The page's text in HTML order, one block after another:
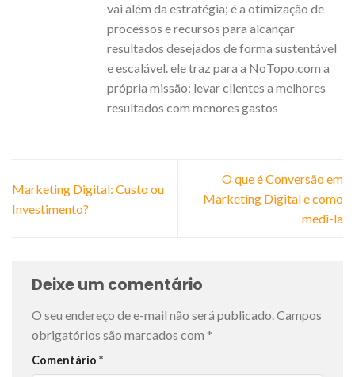
vai além da estratégia; é a otimização de
processos e recursos para alcançar
resultados desejados de forma sustentável
e escalável. ele traz para a NoTopo.com a
própria missão: levar clientes a melhores
resultados com menores gastos
Marketing Digital: Custo ou
Investimento?
O que é Conversão em
Marketing Digital e como
medi-la
Deixe um comentário
O seu endereço de e-mail não será publicado.Campos
obrigatórios são marcados com *
Comentário *